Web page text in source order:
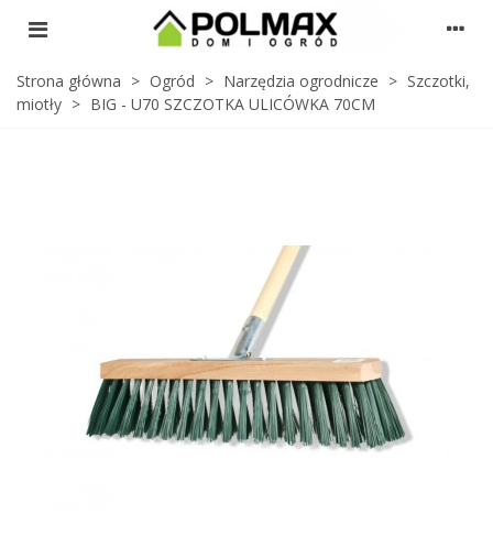
Strona główna > Ogród > Narzędzia ogrodnicze > Szczotki,
miotły > BIG - U70 SZCZOTKA ULICÓWKA 70CM